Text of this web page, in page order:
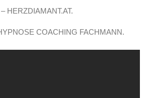
HERZDIAMANT.AT.
COACHING FACHMANN.